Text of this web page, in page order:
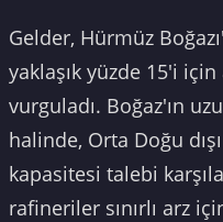
Gelder, Hürmüz
yaklaşık yüzde 15'i
vurguladı. Boğaz'ın
halinde, Orta Doğu
kapasitesi talebi
rafineriler sınırlı arz